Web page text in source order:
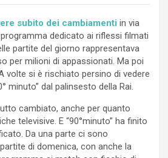
subito dei cambiamenti in via
dedicato ai riflessi filmati
partite del giorno rappresentava
per milioni di appassionati. Ma poi
volte si è rischiato persino di vedere
minuto” dal palinsesto della Rai.
cambiato, anche per quanto
televisive. E “90°minuto” ha finito
Da una parte ci sono
di domenica, con anche la